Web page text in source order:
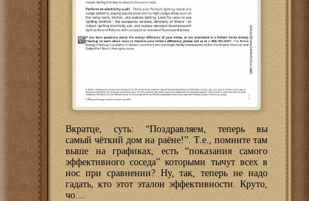
Вкратце, суть: “Поздравляем, теперь вы
самый чёткий дом на раёне!”. Т.е., помните там
выше на графиках, есть “показания самого
эффективного соседа” которыми тычут всех в
нос при сравнении? Ну, так, теперь не надо
гадать, кто этот эталон эффективности. Круто,
чо…